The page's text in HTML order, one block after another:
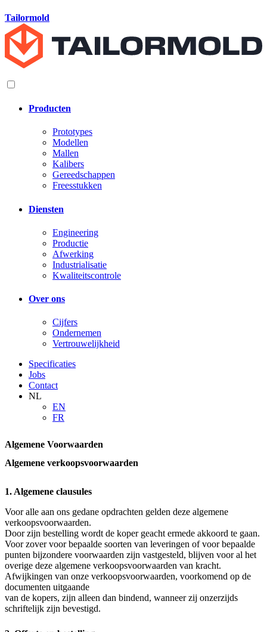
Tailormold
Producten
Prototypes
Modellen
Mallen
Kalibers
Gereedschappen
Freesstukken
Diensten
Engineering
Productie
Afwerking
Industrialisatie
Kwaliteitscontrole
Over ons
Cijfers
Ondernemen
Vertrouwelijkheid
Specificaties
Jobs
Contact
NL
EN
FR
Algemene Voorwaarden
Algemene verkoopsvoorwaarden
1. Algemene clausules
Voor alle aan ons gedane opdrachten gelden deze algemene
verkoopsvoorwaarden.
Door zijn bestelling wordt de koper geacht ermede akkoord te gaan.
Voor zover voor bepaalde soorten van leveringen of voor bepaalde
punten bijzondere voorwaarden zijn vastgesteld, blijven voor al het
overige deze algemene verkoopsvoorwaarden van kracht.
Afwijkingen van onze verkoopsvoorwaarden, voorkomend op de
documenten uitgaande
van de kopers, zijn alleen dan bindend, wanneer zij onzerzijds
schriftelijk zijn bevestigd.